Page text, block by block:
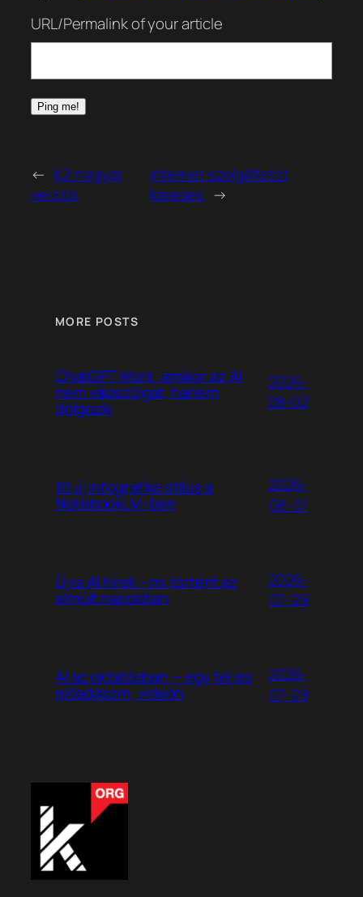
URL/Permalink of your article
← k2 magyar
verziók
internet szolgáltatót
keresek →
MORE POSTS
ChatGPT Work: amikor az AI
nem válaszolgat, hanem
dolgozik
2026-
08-02
10 új infografika stílus a
NotebookLM-ben
2026-
08-01
Újra AI hírek – mi történt az
elmúlt napokban
2026-
07-29
AI az oktatásban — egy teljes
előadásom, videón
2026-
07-29